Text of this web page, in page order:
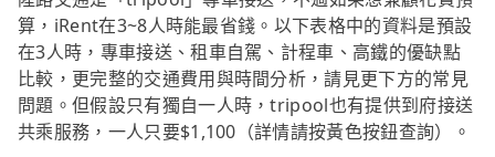
算，iRent在3~8人時能最省錢。以下表格中的資料是預設
在3人時，專車接送、租車自駕、計程車、高鐵的優缺點
比較，更完整的交通費用與時間分析，請見更下方的常見
問題。但假設只有獨自一人時，tripool也有提供到府接送
共乘服務，一人只要$1,100（詳情請按黃色按鈕查詢）。